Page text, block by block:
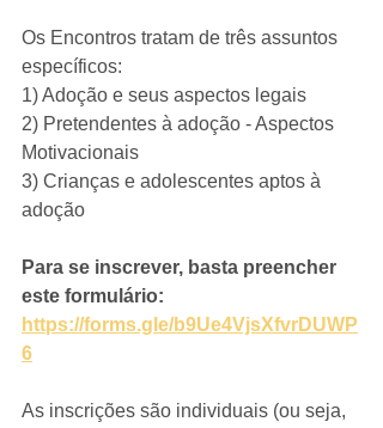
Os Encontros tratam de três assuntos
específicos:
1) Adoção e seus aspectos legais
2) Pretendentes à adoção - Aspectos
Motivacionais
3) Crianças e adolescentes aptos à
adoção
Para se inscrever, basta preencher
este formulário:
https://forms.gle/b9Ue4VjsXfvrDUWP
6
As inscrições são individuais (ou seja,